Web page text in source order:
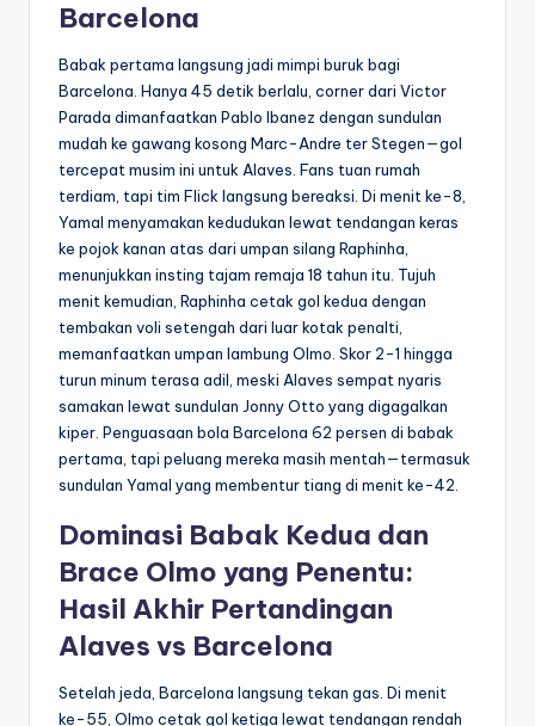
Barcelona
Babak pertama langsung jadi mimpi buruk bagi
Barcelona. Hanya 45 detik berlalu, corner dari Victor
Parada dimanfaatkan Pablo Ibanez dengan sundulan
mudah ke gawang kosong Marc-Andre ter Stegen—gol
tercepat musim ini untuk Alaves. Fans tuan rumah
terdiam, tapi tim Flick langsung bereaksi. Di menit ke-8,
Yamal menyamakan kedudukan lewat tendangan keras
ke pojok kanan atas dari umpan silang Raphinha,
menunjukkan insting tajam remaja 18 tahun itu. Tujuh
menit kemudian, Raphinha cetak gol kedua dengan
tembakan voli setengah dari luar kotak penalti,
memanfaatkan umpan lambung Olmo. Skor 2-1 hingga
turun minum terasa adil, meski Alaves sempat nyaris
samakan lewat sundulan Jonny Otto yang digagalkan
kiper. Penguasaan bola Barcelona 62 persen di babak
pertama, tapi peluang mereka masih mentah—termasuk
sundulan Yamal yang membentur tiang di menit ke-42.
Dominasi Babak Kedua dan
Brace Olmo yang Penentu:
Hasil Akhir Pertandingan
Alaves vs Barcelona
Setelah jeda, Barcelona langsung tekan gas. Di menit
ke-55, Olmo cetak gol ketiga lewat tendangan rendah